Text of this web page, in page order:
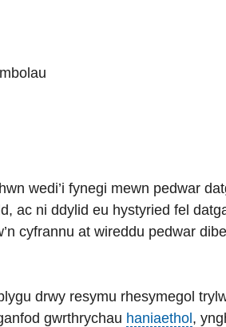
wedi’i fynegi mewn pedwar
ac ni ddylid eu hystyried fel
cyfrannu at wireddu pedwar
drwy resymu rhesymegol
gwrthrychau haniaethol ,